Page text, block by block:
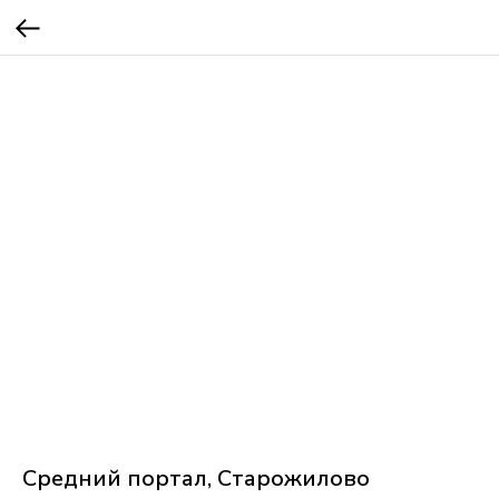
Средний портал, Старожилово